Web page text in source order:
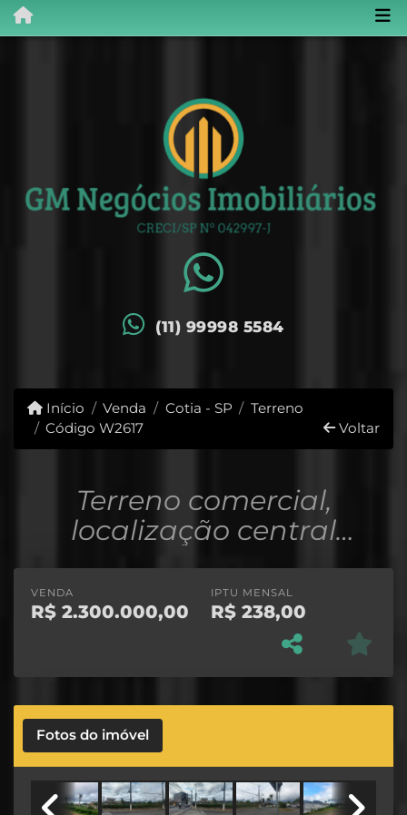
(11) 99998 5584
Início Venda Cotia - SP
Terreno
Código W2617
Voltar
Terreno comercial,
localização central
privilegiada, esquina,
plano
VENDA
R$ 2.300.000,00
IPTU MENSAL
R$ 238,00
Fotos do imóvel